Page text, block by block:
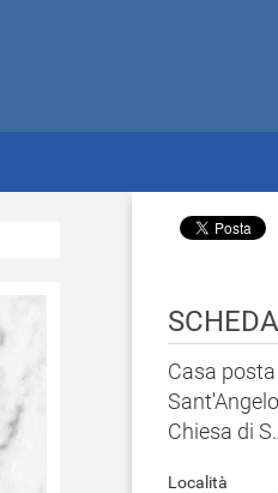
SCHEDA
Casa
Chiesa di
Località